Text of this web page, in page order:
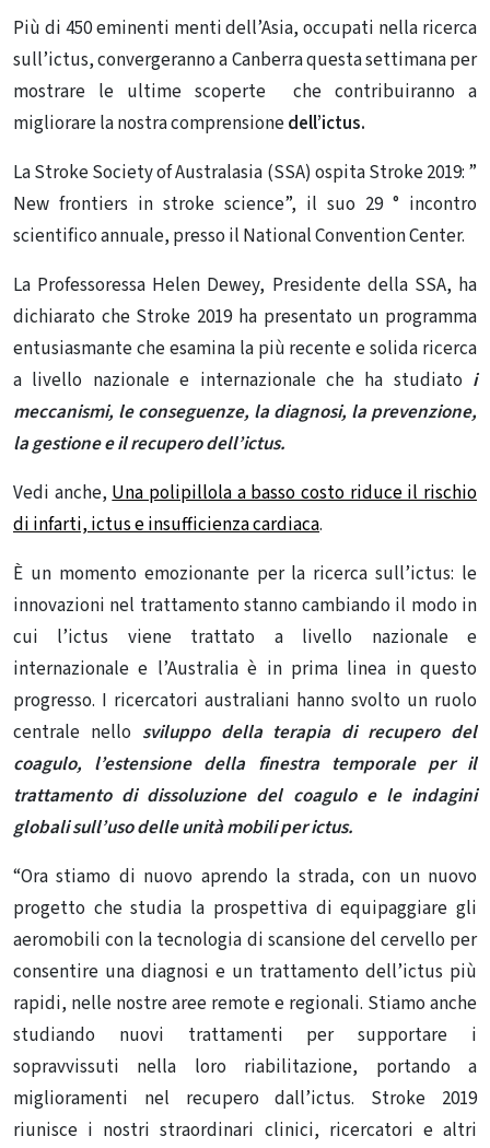
Più di 450 eminenti menti dell’Asia, occupati nella ricerca
sull’ictus, convergeranno a Canberra questa settimana per
mostrare le ultime scoperte che contribuiranno a
migliorare la nostra comprensionedell’ictus.
La Stroke Society of Australasia (SSA) ospita Stroke 2019: ”
New frontiers in stroke science”, il suo 29 ° incontro
scientifico annuale, presso il National Convention Center.
La Professoressa Helen Dewey, Presidente della SSA, ha
dichiarato che Stroke 2019 ha presentato un programma
entusiasmante che esamina la più recente e solida ricerca
a livello nazionale e internazionale che ha studiato i
meccanismi, le conseguenze, la diagnosi, la prevenzione,
la gestione e il recupero dell’ictus.
Vedi anche,Una polipillola a basso costo riduce il rischio
di infarti, ictus e insufficienza cardiaca.
È un momento emozionante per la ricerca sull’ictus: le
innovazioni nel trattamento stanno cambiando il modo in
cui l’ictus viene trattato a livello nazionale e
internazionale e l’Australia è in prima linea in questo
progresso. I ricercatori australiani hanno svolto un ruolo
centrale nello sviluppo della terapia di recupero del
coagulo, l’estensione della finestra temporale per il
trattamento di dissoluzione del coagulo e le indagini
globali sull’uso delle unità mobili per ictus.
“Ora stiamo di nuovo aprendo la strada, con un nuovo
progetto che studia la prospettiva di equipaggiare gli
aeromobili con la tecnologia di scansione del cervello per
consentire una diagnosi e un trattamento dell’ictus più
rapidi, nelle nostre aree remote e regionali. Stiamo anche
studiando nuovi trattamenti per supportare i
sopravvissuti nella loro riabilitazione, portando a
miglioramenti nel recupero dall’ictus.
Stroke 2019
riunisce i nostri straordinari clinici, ricercatori e altri